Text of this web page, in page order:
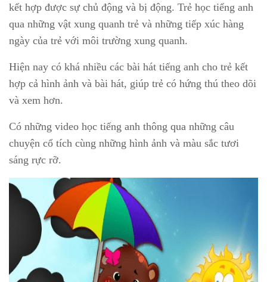
kết hợp được sự chủ động và bị động. Trẻ học tiếng anh
qua những vật xung quanh trẻ và những tiếp xúc hàng
ngày của trẻ với môi trường xung quanh.
Hiện nay có khá nhiều các bài hát tiếng anh cho trẻ kết
hợp cả hình ảnh và bài hát, giúp trẻ có hứng thú theo dõi
và xem hơn.
Có những video học tiếng anh thông qua những câu
chuyện cổ tích cùng những hình ảnh và màu sắc tươi
sáng rực rỡ.